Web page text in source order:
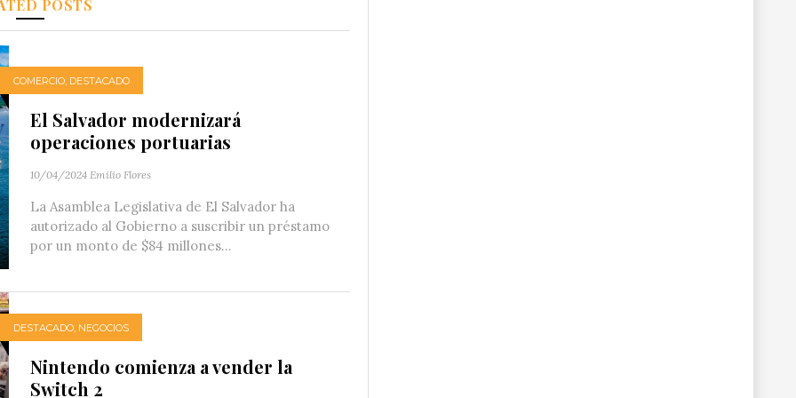
POSTS
COMERCIO DESTACADO
El Salvador modernizará
operaciones portuarias
10/04/2024 Emilio Flores
La Asamblea Legislativa de El Salvador ha
autorizado al Gobierno a suscribir un préstamo
por un monto de $84 millones...
DESTACADO NEGOCIOS
Nintendo comienza a vender la
Switch 2